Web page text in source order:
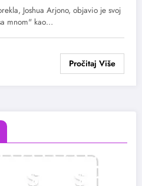
Joshua Arjono, objavio je svoj
mnom" kao…